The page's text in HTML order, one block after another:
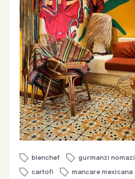
blenchef gurmanzi nomazi
cartofi
mancare mexicana